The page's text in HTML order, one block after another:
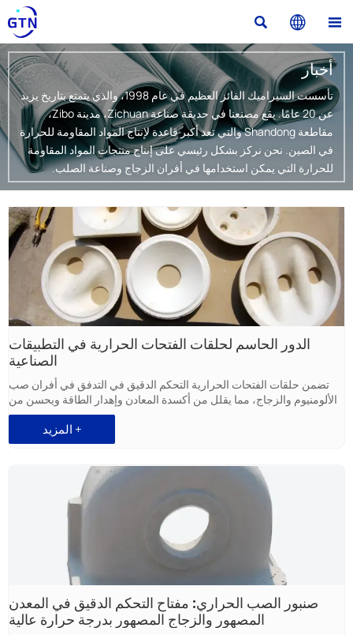
  
أخبار
تأسست السيراميك الفائز العظيم في عام 1998، والذي يتمتع بتاريخ يزيد
عن 20 عامًا. يقع مصنعنا في حديقة صناعة Zichuan، مدينة Zibo،
مقاطعة Shandong والتي تعد أكبر قاعدة لإنتاج المواد المقاومة للحرارة
في الصين. نحن نركز بشكل رئيسي على إنتاج منتجات المواد المقاومة
للحرارة التي يمكن استخدامها في أفران الزجاج وصناعة الصلب.
الدور الحاسم لحلقات الفتحات الحرارية في التطبيقات
الصناعية
تضمن حلقات الفتحات الحرارية التحكم الدقيق في التدفق في أفران صب
الألومنيوم والزجاج، مما يقلل من أكسدة المعادن وإهدار الطاقة ويحسن من
اتساق الإنتاج.
المزيد +
صنبور الصب الحراري: مفتاح التحكم الدقيق في المعدن
المصهور والزجاج المصهور بدرجة حرارة عالية